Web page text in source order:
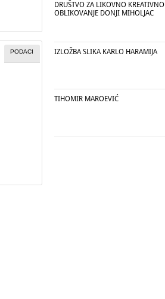
PODACI
DRUŠTVO ZA LIKOVNO KREATIVNO
OBLIKOVANJE DONJI MIHOLJAC
IZLOŽBA SLIKA KARLO HARAMIJA
TIHOMIR MAROEVIĆ